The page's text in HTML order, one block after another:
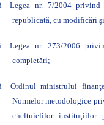
Legea nr. 7/2004
republicată, cu modificări
Legea nr. 273/2006
completări;
Ordinul ministrului
Normelor metodologice
cheltuielilor instituţiilor